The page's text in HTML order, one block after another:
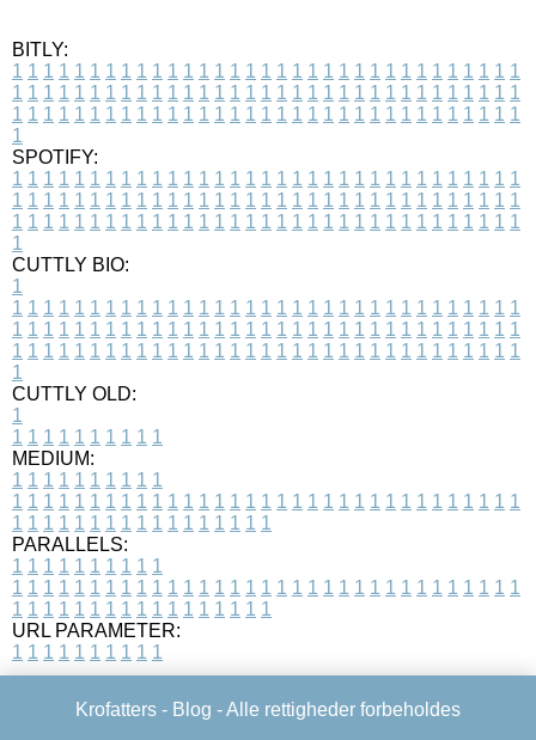
BITLY:
1 1 1 1 1 1 1 1 1 1 1 1 1 1 1 1 1 1 1 1 1 1 1 1 1 1 1 1 1 1 1 1 1
1 1 1 1 1 1 1 1 1 1 1 1 1 1 1 1 1 1 1 1 1 1 1 1 1 1 1 1 1 1 1 1 1
1 1 1 1 1 1 1 1 1 1 1 1 1 1 1 1 1 1 1 1 1 1 1 1 1 1 1 1 1 1 1 1 1
1
SPOTIFY:
1 1 1 1 1 1 1 1 1 1 1 1 1 1 1 1 1 1 1 1 1 1 1 1 1 1 1 1 1 1 1 1 1
1 1 1 1 1 1 1 1 1 1 1 1 1 1 1 1 1 1 1 1 1 1 1 1 1 1 1 1 1 1 1 1 1
1 1 1 1 1 1 1 1 1 1 1 1 1 1 1 1 1 1 1 1 1 1 1 1 1 1 1 1 1 1 1 1 1
1
CUTTLY BIO:
1
1 1 1 1 1 1 1 1 1 1 1 1 1 1 1 1 1 1 1 1 1 1 1 1 1 1 1 1 1 1 1 1 1
1 1 1 1 1 1 1 1 1 1 1 1 1 1 1 1 1 1 1 1 1 1 1 1 1 1 1 1 1 1 1 1 1
1 1 1 1 1 1 1 1 1 1 1 1 1 1 1 1 1 1 1 1 1 1 1 1 1 1 1 1 1 1 1 1 1
1
CUTTLY OLD:
1
1 1 1 1 1 1 1 1 1 1
MEDIUM:
1 1 1 1 1 1 1 1 1 1
1 1 1 1 1 1 1 1 1 1 1 1 1 1 1 1 1 1 1 1 1 1 1 1 1 1 1 1 1 1 1 1 1
1 1 1 1 1 1 1 1 1 1 1 1 1 1 1 1 1
PARALLELS:
1 1 1 1 1 1 1 1 1 1
1 1 1 1 1 1 1 1 1 1 1 1 1 1 1 1 1 1 1 1 1 1 1 1 1 1 1 1 1 1 1 1 1
1 1 1 1 1 1 1 1 1 1 1 1 1 1 1 1 1
URL PARAMETER:
1 1 1 1 1 1 1 1 1 1
Krofatters - Blog - Alle rettigheder forbeholdes